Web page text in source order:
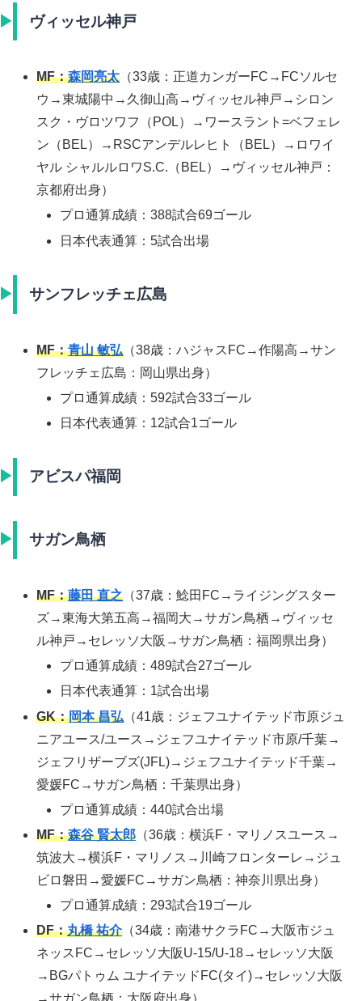
ヴィッセル神戸
MF：森岡亮太 （33歳：正道カンガーFC→FCソルセ
ウ→東城陽中→久御山高→ヴィッセル神戸→シロン
スク・ヴロツワフ（POL）→ワースラント=ベフェレ
ン（BEL）→RSCアンデルレヒト（BEL）→ロワイ
ヤル シャルルロワS.C.（BEL）→ヴィッセル神戸：
京都府出身）
プロ通算成績：388試合69ゴール
日本代表通算：5試合出場
サンフレッチェ広島
MF：青山 敏弘 （38歳：ハジャスFC→作陽高→サン
フレッチェ広島：岡山県出身）
プロ通算成績：592試合33ゴール
日本代表通算：12試合1ゴール
アビスパ福岡
サガン鳥栖
MF：藤田 直之 （37歳：鯰田FC→ライジングスター
ズ→東海大第五高→福岡大→サガン鳥栖→ヴィッセ
ル神戸→セレッソ大阪→サガン鳥栖：福岡県出身）
プロ通算成績：489試合27ゴール
日本代表通算：1試合出場
GK：岡本 昌弘 （41歳：ジェフユナイテッド市原ジュ
ニアユース/ユース→ジェフユナイテッド市原/千葉→
ジェフリザーブズ(JFL)→ジェフユナイテッド千葉→
愛媛FC→サガン鳥栖：千葉県出身）
プロ通算成績：440試合出場
MF：森谷 賢太郎 （36歳：横浜F・マリノスユース→
筑波大→横浜F・マリノス→川崎フロンターレ→ジュ
ビロ磐田→愛媛FC→サガン鳥栖：神奈川県出身）
プロ通算成績：293試合19ゴール
DF：丸橋 祐介（34歳：南港サクラFC→大阪市ジュ
ネッスFC→セレッソ大阪U-15/U-18→セレッソ大阪
→BGパトゥム ユナイテッドFC(タイ)→セレッソ大阪